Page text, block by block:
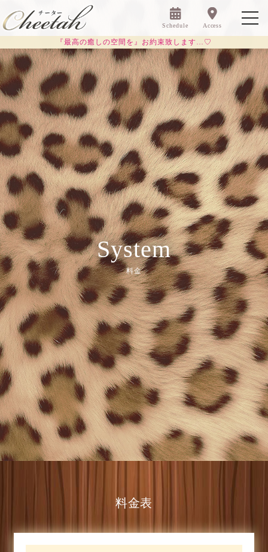
Schedule Access
『最高の癒しの空間を』お約束致します…♡
System
料金
料金表